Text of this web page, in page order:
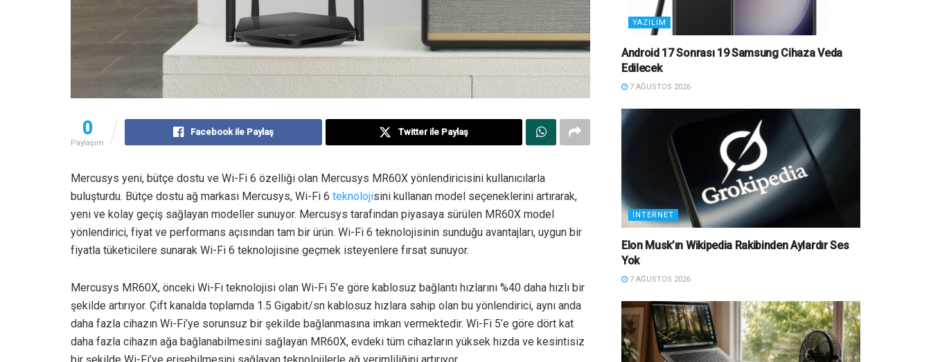
0
Paylaşım
Facebook ile Paylaş Twitter ile Paylaş
Mercusys yeni, bütçe dostu ve Wi-Fi 6 özelliği olan Mercusys MR60X yönlendiricisini kullanıcılarla
buluşturdu. Bütçe dostu ağ markası Mercusys, Wi-Fi 6 teknolojisini kullanan model seçeneklerini artırarak,
yeni ve kolay geçiş sağlayan modeller sunuyor. Mercusys tarafından piyasaya sürülen MR60X model
yönlendirici, fiyat ve performans açısından tam bir ürün. Wi-Fi 6 teknolojisinin sunduğu avantajları, uygun bir
fiyatla tüketicilere sunarak Wi-Fi 6 teknolojisine geçmek isteyenlere fırsat sunuyor.
Mercusys MR60X, önceki Wi-Fi teknolojisi olan Wi-Fi 5’e göre kablosuz bağlantı hızlarını %40 daha hızlı bir
şekilde artırıyor. Çift kanalda toplamda 1.5 Gigabit/sn kablosuz hızlara sahip olan bu yönlendirici, aynı anda
daha fazla cihazın Wi-Fi’ye sorunsuz bir şekilde bağlanmasına imkan vermektedir. Wi-Fi 5’e göre dört kat
daha fazla cihazın ağa bağlanabilmesini sağlayan MR60X, evdeki tüm cihazların yüksek hızda ve kesintisiz
YAZILIM
Android 17 Sonrası 19 Samsung Cihaza Veda
Edilecek
7 AĞUSTOS 2026
İNTERNET
Elon Musk’ın Wikipedia Rakibinden Aylardır Ses
Yok
7 AĞUSTOS 2026